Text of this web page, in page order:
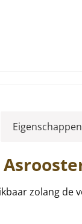
Eigenschappen
zolang de